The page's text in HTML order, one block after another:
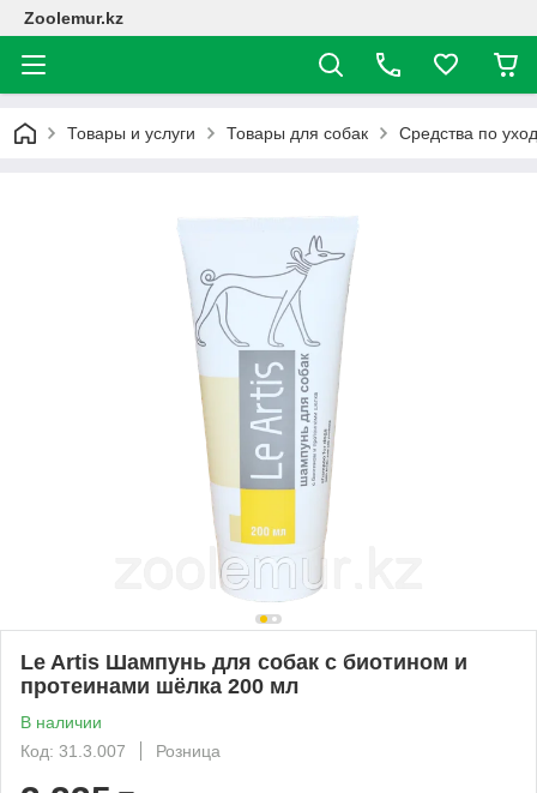
Zoolemur.kz
Товары и услуги Товары для собак Средства по
Le Artis Шампунь для собак с биотином и
протеинами шёлка 200 мл
В наличии
Код: 31.3.007
Розница